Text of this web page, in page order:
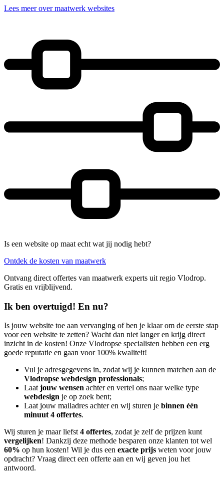
Lees meer over maatwerk websites
Is een website op maat echt wat jij nodig hebt?
Ontdek de kosten van maatwerk
Ontvang direct offertes van maatwerk experts uit regio Vlodrop.
Gratis en vrijblijvend.
Ik ben overtuigd! En nu?
Is jouw website toe aan vervanging of ben je klaar om de eerste stap
voor een website te zetten? Wacht dan niet langer en krijg direct
inzicht in de kosten! Onze Vlodropse specialisten hebben een erg
goede reputatie en gaan voor 100% kwaliteit!
Vul je adresgegevens in, zodat wij je kunnen matchen aan de
Vlodropse webdesign professionals;
Laat jouw wensen achter en vertel ons naar welke type
webdesign je op zoek bent;
Laat jouw mailadres achter en wij sturen je binnen één
minuut 4 offertes.
Wij sturen je maar liefst 4 offertes, zodat je zelf de prijzen kunt
vergelijken! Dankzij deze methode besparen onze klanten tot wel
60% op hun kosten! Wil je dus een exacte prijs weten voor jouw
opdracht? Vraag direct een offerte aan en wij geven jou het
antwoord.